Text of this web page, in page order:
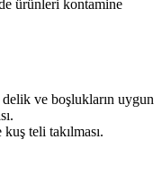
ürünleri kontamine
ve boşlukların uygun
teli takılması.